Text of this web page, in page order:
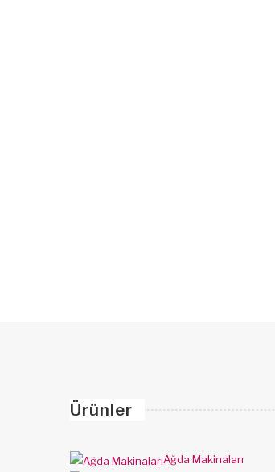
Ürünler
Ağda Makinaları